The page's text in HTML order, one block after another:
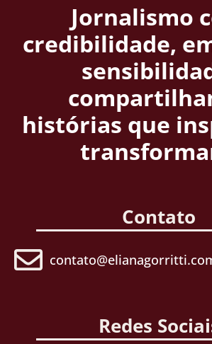
Jornalismo
credibilidade,
histórias que
Contato
Redes